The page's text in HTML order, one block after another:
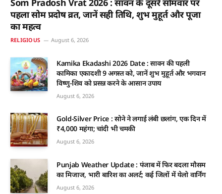
Som Pradosh Vrat 2026 : सावन के दूसरे सोमवार पर
पहला सोम प्रदोष व्रत, जानें सही तिथि, शुभ मुहूर्त और पूजा
का महत्व
RELIGIOUS August 6, 2026
Kamika Ekadashi 2026 Date : सावन की पहली
कामिका एकादशी 9 अगस्त को, जानें शुभ मुहूर्त और भगवान
विष्णु-शिव को प्रसन्न करने के आसान उपाय
August 6, 2026
Gold-Silver Price : सोने ने लगाई लंबी छलांग, एक दिन में
₹4,000 महंगा; चांदी भी चमकी
August 6, 2026
Punjab Weather Update : पंजाब में फिर बदला मौसम
का मिजाज, भारी बारिश का अलर्ट; कई जिलों में येलो वार्निंग
August 6, 2026